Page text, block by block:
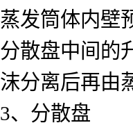
蒸发筒体内壁
分散盘中间的
沫分离后再由
3、分散盘